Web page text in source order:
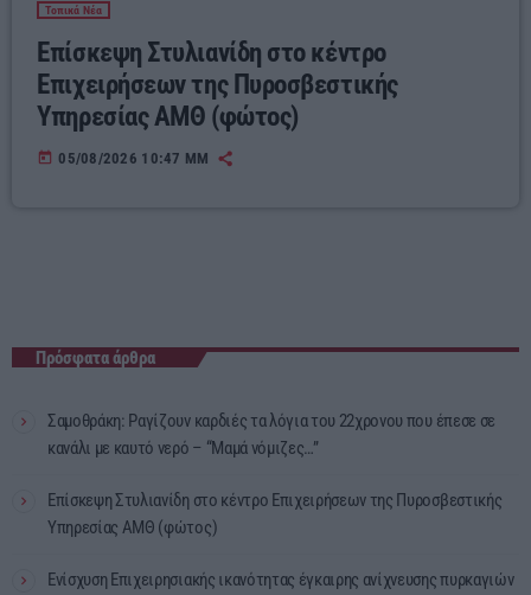
Τοπικά Νέα
Επίσκεψη Στυλιανίδη στο κέντρο
Επιχειρήσεων της Πυροσβεστικής
Υπηρεσίας ΑΜΘ (φώτος)
today 05/08/2026 10:47 ΜΜ
Πρόσφατα άρθρα
Σαμοθράκη: Ραγίζουν καρδιές τα λόγια του 22χρονου που έπεσε σε
κανάλι με καυτό νερό – “Μαμά νόμιζες…”
Επίσκεψη Στυλιανίδη στο κέντρο Επιχειρήσεων της Πυροσβεστικής
Υπηρεσίας ΑΜΘ (φώτος)
Ενίσχυση Επιχειρησιακής ικανότητας έγκαιρης ανίχνευσης πυρκαγιών